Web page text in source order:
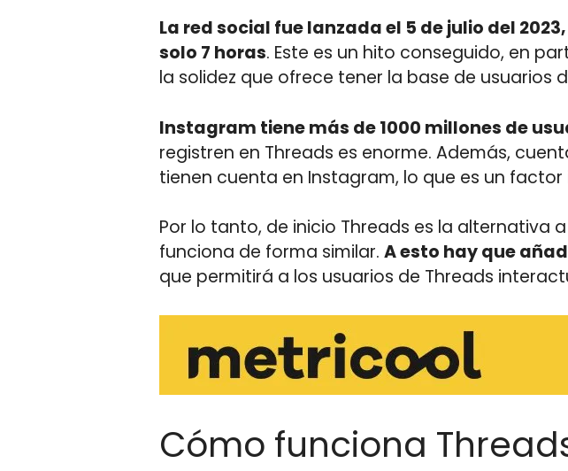
La red social fue lanzada el 5 de julio del
solo 7 horas. Este es un hito conseguido, en
la solidez que ofrece tener la base de usuarios
Instagram tiene más de 1000 millones de
registren en Threads es enorme. Además,
tienen cuenta en Instagram, lo que es un
Por lo tanto, de inicio Threads es la
funciona de forma similar.A esto hay que
que permitirá a los usuarios de Threads
Cómo funciona